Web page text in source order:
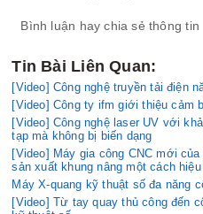
Bình luận hay chia sẻ thông tin
Tin Bài Liên Quan:
[Video] Công nghệ truyền tải điện
[Video] Công ty ifm giới thiệu cảm
[Video] Công nghệ laser UV với
tạp mà không bị biến dạng
[Video] Máy gia công CNC mới
sản xuất khung nâng một cách hiệu
Máy X-quang kỹ thuật số đa năng
[Video] Từ tay quay thủ công đến